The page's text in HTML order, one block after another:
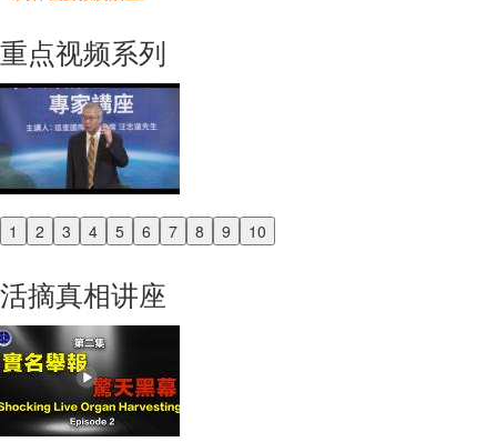
重点视频系列
1 2 3 4 5 6 7 8 9 10
Previous
活摘真相讲座